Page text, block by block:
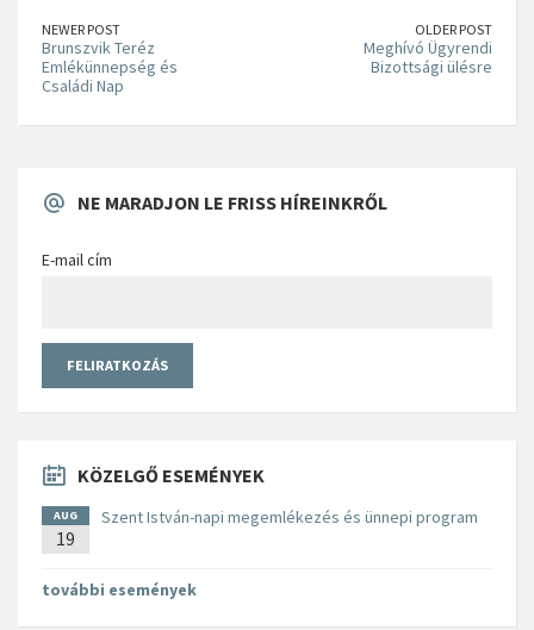
NEWER POST
Brunszvik Teréz
Emlékünnepség és
Családi Nap
OLDER POST
Meghívó Ügyrendi
Bizottsági ülésre
NE MARADJON LE FRISS HÍREINKRŐL
E-mail cím
KÖZELGŐ ESEMÉNYEK
AUG
19
Szent István-napi megemlékezés és ünnepi program
további események